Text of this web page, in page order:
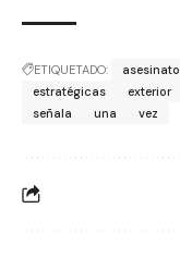
ETIQUETADO: asesinato
estratégicas
exterior
señala
una vez